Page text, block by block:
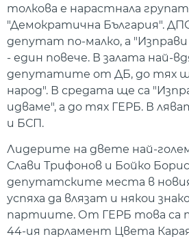
толкова е нарастнала
"Демократична България".
депутат по-малко, а
- един повече. В залата най-
депутатите от ДБ, до тях
народ". В средата ще са
идваме", а до тях ГЕРБ. В
и БСП.
Лидерите на двете най-
Слави Трифонов и Бойко
депутатските места в
успяха да влязат и някои
партиите. От ГЕРБ това са
44-ия парламент Цвета